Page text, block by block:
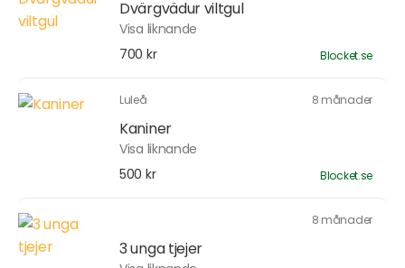
Dvärgvädur viltgul
Visa liknande
700 kr
Blocket.se
Luleå 8 månader
Kaniner
Visa liknande
500 kr
Blocket.se
8 månader
3 unga tjejer